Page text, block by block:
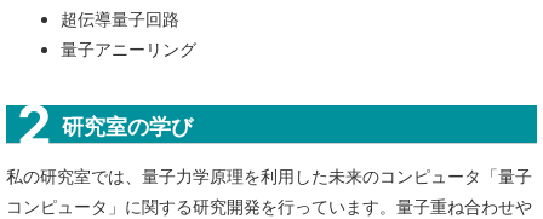
超伝導量子回路
量子アニーリング
研究室の学び
私の研究室では、量子力学原理を利用した未来のコンピュータ「量子
コンピュータ」に関する研究開発を行っています。量子重ね合わせや